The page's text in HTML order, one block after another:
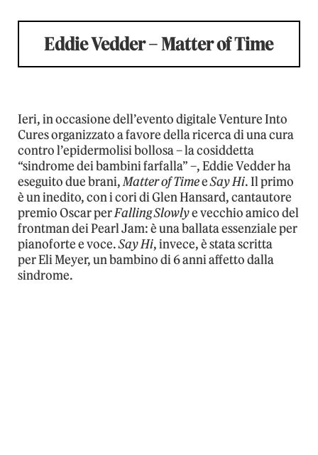
Eddie Vedder – Matter of Time
Ieri, in occasione dell’evento digitale Venture Into
Cures organizzato a favore della ricerca di una cura
contro l’epidermolisi bollosa – la cosiddetta
“sindrome dei bambini farfalla” –, Eddie Vedder ha
eseguito due brani,Matter of TimeeSay Hi. Il primo
è un inedito, con i cori di Glen Hansard, cantautore
premio Oscar perFalling Slowlye vecchio amico del
frontman dei Pearl Jam: è una ballata essenziale per
pianoforte e voce.Say Hi, invece, è stata scritta
per Eli Meyer, un bambino di 6 anni affetto dalla
sindrome.